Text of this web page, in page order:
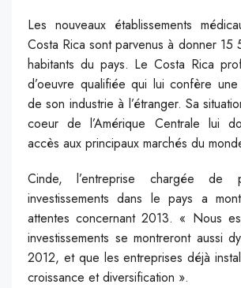
Les nouveaux établissements
Costa Rica sont parvenus à donner 15
habitants du pays. Le Costa Rica
d’oeuvre qualifiée qui lui confère une
de son industrie à l’étranger. Sa
coeur de l’Amérique Centrale lui
accès aux principaux marchés du
Cinde, l’entreprise chargée de
investissements dans le pays a
attentes concernant 2013. « Nous
investissements se montreront aussi
2012, et que les entreprises déjà
croissance et diversification ».